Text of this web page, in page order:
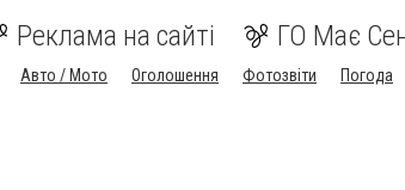
Реклама на сайті ГО Має
Авто / Мото Оголошення Фотозвіти
Погода